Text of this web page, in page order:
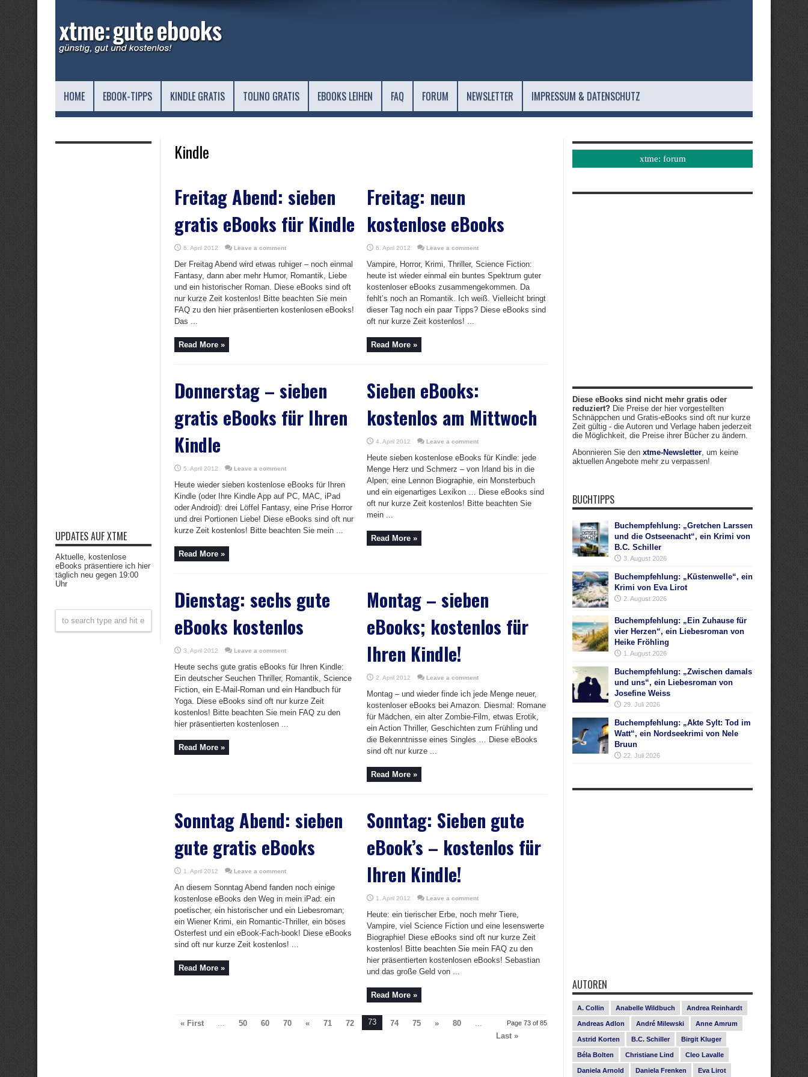
HOME EBOOK-TIPPS KINDLE GRATIS TOLINO GRATIS EBOOKS LEIHEN FAQ FORUM NEWSLETTER IMPRESSUM & DATENSCHUTZ
Kindle
Freitag Abend: sieben
gratis eBooks für Kindle
6. April 2012 Leave a comment
Der Freitag Abend wird etwas ruhiger – noch einmal
Fantasy, dann aber mehr Humor, Romantik, Liebe
und ein historischer Roman. Diese eBooks sind oft
nur kurze Zeit kostenlos! Bitte beachten Sie mein
FAQ zu den hier präsentierten kostenlosen eBooks!
Das ...
Read More »
Freitag: neun
kostenlose eBooks
6. April 2012 Leave a comment
Vampire, Horror, Krimi, Thriller, Science Fiction:
heute ist wieder einmal ein buntes Spektrum guter
kostenloser eBooks zusammengekommen. Da
fehlt’s noch an Romantik. Ich weiß. Vielleicht bringt
dieser Tag noch ein paar Tipps? Diese eBooks sind
oft nur kurze Zeit kostenlos! ...
Read More »
Donnerstag – sieben
gratis eBooks für Ihren
Kindle
5. April 2012 Leave a comment
Heute wieder sieben kostenlose eBooks für Ihren
Kindle (oder Ihre Kindle App auf PC, MAC, iPad
oder Android): drei Löffel Fantasy, eine Prise Horror
und drei Portionen Liebe! Diese eBooks sind oft nur
kurze Zeit kostenlos! Bitte beachten Sie mein ...
Read More »
Sieben eBooks:
kostenlos am Mittwoch
4. April 2012 Leave a comment
Heute sieben kostenlose eBooks für Kindle: jede
Menge Herz und Schmerz – von Irland bis in die
Alpen; eine Lennon Biographie, ein Monsterbuch
und ein eigenartiges Lexikon … Diese eBooks sind
oft nur kurze Zeit kostenlos! Bitte beachten Sie
mein ...
Read More »
Dienstag: sechs gute
eBooks kostenlos
3. April 2012 Leave a comment
Heute sechs gute gratis eBooks für Ihren Kindle:
Ein deutscher Seuchen Thriller, Romantik, Science
Fiction, ein E-Mail-Roman und ein Handbuch für
Yoga. Diese eBooks sind oft nur kurze Zeit
kostenlos! Bitte beachten Sie mein FAQ zu den
hier präsentierten kostenlosen ...
Read More »
Montag – sieben
eBooks; kostenlos für
Ihren Kindle!
2. April 2012 Leave a comment
Montag – und wieder finde ich jede Menge neuer,
kostenloser eBooks bei Amazon. Diesmal: Romane
für Mädchen, ein alter Zombie-Film, etwas Erotik,
ein Action Thriller, Geschichten zum Frühling und
die Bekenntnisse eines Singles … Diese eBooks
sind oft nur kurze ...
Read More »
Sonntag Abend: sieben
gute gratis eBooks
1. April 2012 Leave a comment
An diesem Sonntag Abend fanden noch einige
kostenlose eBooks den Weg in mein iPad: ein
poetischer, ein historischer und ein Liebesroman;
ein Wiener Krimi, ein Romantic-Thriller, ein böses
Osterfest und ein eBook-Fach-book! Diese eBooks
sind oft nur kurze Zeit kostenlos! ...
Read More »
Sonntag: Sieben gute
eBook’s – kostenlos für
Ihren Kindle!
1. April 2012 Leave a comment
Heute: ein tierischer Erbe, noch mehr Tiere,
Vampire, viel Science Fiction und eine lesenswerte
Biographie! Diese eBooks sind oft nur kurze Zeit
kostenlos! Bitte beachten Sie mein FAQ zu den
hier präsentierten kostenlosen eBooks! Sebastian
und das große Geld von ...
Read More »
Page 73 of 85
« First ... 50 60 70 « 71 72 73 74 75 » 80
...
Last »
UPDATES AUF XTME
Aktuelle, kostenlose
eBooks präsentiere ich hier
täglich neu gegen 19:00
Uhr
xtme: forum
Diese eBooks sind nicht mehr gratis oder
reduziert? Die Preise der hier vorgestellten
Schnäppchen und Gratis-eBooks sind oft nur kurze
Zeit gültig - die Autoren und Verlage haben jederzeit
die Möglichkeit, die Preise ihrer Bücher zu ändern.
Abonnieren Sie den xtme-Newsletter, um keine
aktuellen Angebote mehr zu verpassen!
BUCHTIPPS
Buchempfehlung: „Gretchen Larssen
und die Ostseenacht“, ein Krimi von
B.C. Schiller
3. August 2026
Buchempfehlung: „Küstenwelle“, ein
Krimi von Eva Lirot
2. August 2026
Buchempfehlung: „Ein Zuhause für
vier Herzen“, ein Liebesroman von
Heike Fröhling
1. August 2026
Buchempfehlung: „Zwischen damals
und uns“, ein Liebesroman von
Josefine Weiss
29. Juli 2026
Buchempfehlung: „Akte Sylt: Tod im
Watt“, ein Nordseekrimi von Nele
Bruun
22. Juli 2026
AUTOREN
A. Collin Anabelle Wildbuch Andrea Reinhardt
Andreas Adlon André Milewski Anne Amrum
Astrid Korten B.C. Schiller Birgit Kluger
Béla Bolten Christiane Lind Cleo Lavalle
Daniela Arnold Daniela Frenken Eva Lirot